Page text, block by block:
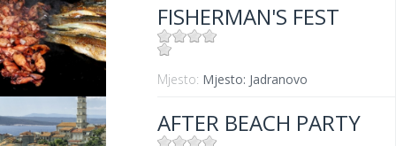
Mjesto:Mjesto: Jadranovo
FISHERMAN'S FEST
Mjesto: Mjesto: Jadranovo
AFTER BEACH PARTY